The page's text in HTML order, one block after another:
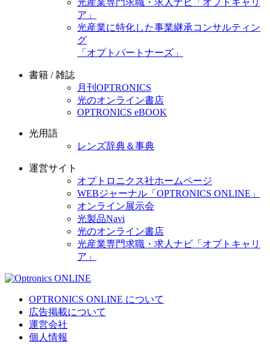
光産業専門求職・求人ナビ「オプトキャリ
ア」
光産業に特化した事業継承コンサルティン
グ
「オプトパートナーズ」
書籍 / 雑誌
月刊OPTRONICS
光のオンライン書店
OPTRONICS eBOOK
光用語
レンズ辞典＆事典
運営サイト
オプトロニクス社ホームページ
WEBジャーナル「OPTRONICS ONLINE」
オンライン展示会
光製品Navi
光のオンライン書店
光産業専門求職・求人ナビ「オプトキャリ
ア」
OPTRONICS ONLINE について
広告掲載について
運営会社
個人情報